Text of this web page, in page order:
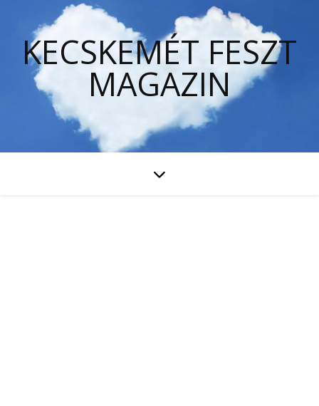
KECSKEMÉT FESZT
MAGAZIN